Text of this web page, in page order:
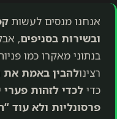
אנחנו מנסים לעשות
ובשירות בסניפים,
בנתוני מאקרו כמו
רצינולהבין באמת את
כדי לכדי לזהות פערי
פרסונליות ולא עוד